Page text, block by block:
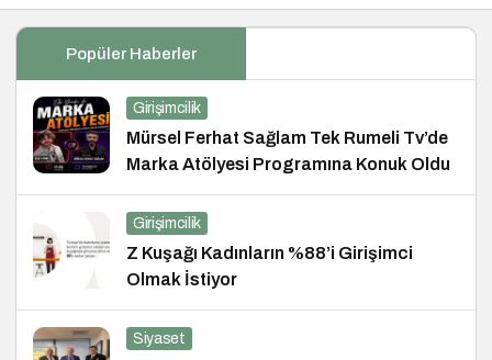
Popüler Haberler
Girişimcilik
Mürsel Ferhat Sağlam Tek Rumeli Tv’de
Marka Atölyesi Programına Konuk Oldu
Girişimcilik
Z Kuşağı Kadınların %88’i Girişimci
Olmak İstiyor
Siyaset